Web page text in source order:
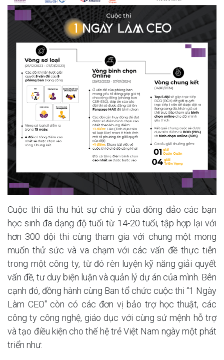
Cuộc thi đã thu hút sự chú ý của đông đảo các bạn
học sinh đa dạng độ tuổi từ 14-20 tuổi, tập hợp lại với
hơn 300 đội thi cùng tham gia với chung một mong
muốn thử sức và va chạm với các vấn đề thực tiễn
trong một công ty, từ đó rèn luyện kỹ năng giải quyết
vấn đề, tư duy biện luận và quản lý dự án của mình. Bên
cạnh đó, đồng hành cùng Ban tổ chức cuộc thi “1 Ngày
Làm CEO" còn có các đơn vị bảo trợ học thuật, các
công ty công nghệ, giáo dục với cùng sứ mệnh hỗ trợ
và tạo điều kiện cho thế hệ trẻ Việt Nam ngày một phát
triển như: